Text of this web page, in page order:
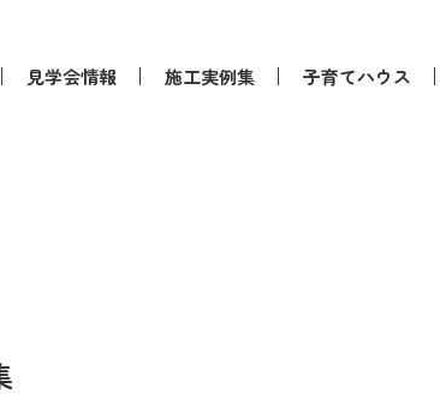
見学会情報 施工実例集 子育てハウス